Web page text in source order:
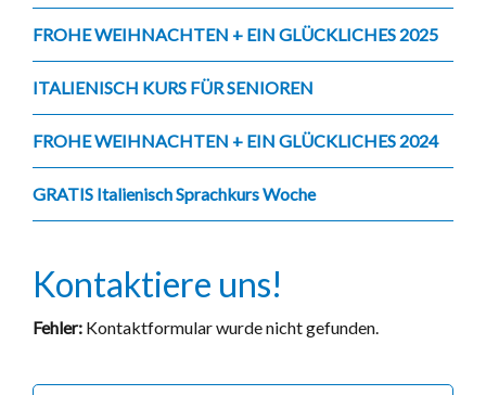
FROHE WEIHNACHTEN + EIN GLÜCKLICHES 2025
ITALIENISCH KURS FÜR SENIOREN
FROHE WEIHNACHTEN + EIN GLÜCKLICHES 2024
GRATIS Italienisch Sprachkurs Woche
Kontaktiere uns!
Fehler: Kontaktformular wurde nicht gefunden.